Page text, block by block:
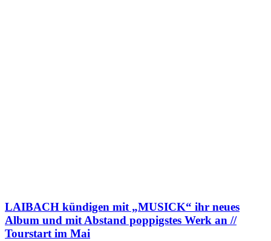
LAIBACH kündigen mit „MUSICK“ ihr neues
Album und mit Abstand poppigstes Werk an //
Tourstart im Mai